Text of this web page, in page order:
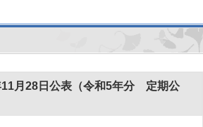
月28日公表（令和5年分 定期公